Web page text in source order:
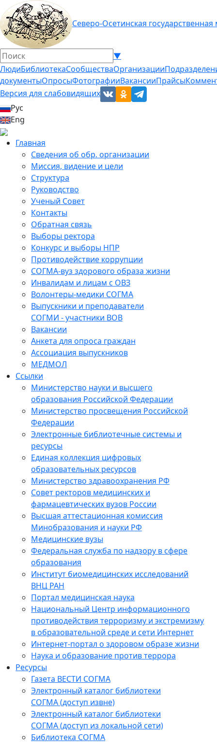
Северо-Осетинская
▼
ЛюдиБиблиотекаСообществаОрганизации
документыОпросыФотографииВакансииПрайсы
Версия для слабовидящих
Рус
Eng
Главная
Сведения об обр. организации
Миссия, видение и цели
Структура
Руководство
Ученый Совет
Контакты
Обратная связь
Выборы ректора
Конкурс и выборы НПР
Противодействие коррупции
СОГМА-вуз здорового образа жизни
Инвалидам и лицам с ОВЗ
Волонтеры-медики СОГМА
Выпускники и преподаватели
СОГМИ - участники ВОВ
Вакансии
Анкета для опроса граждан
Ассоциация выпускников
МЕДМОЛ
Ссылки
Министерство науки и высшего
образования Российской Федерации
Министерство просвещения Российской
Федерации
Электронные библиотечные системы и
ресурсы
Единая коллекция цифровых
образовательных ресурсов
Министерство здравоохранения РФ
Совет ректоров медицинских и
фармацевтических вузов России
Высшая аттестационная комиссия
Минобразования и науки РФ
Медицинские вузы
Федеральная служба по надзору в сфере
образования
Институт биомедицинских исследований
ВНЦ РАН
Портал медицинская наука
Национальный Центр информационного
противодействия терроризму и экстремизму
в образовательной среде и сети Интернет
Интернет-портал о здоровом образе жизни
Наука и образование против террора
Ресурсы
Газета ВЕСТИ СОГМА
Электронный каталог библиотеки
СОГМА (доступ извне)
Электронный каталог библиотеки
СОГМА (доступ из локальной сети)
Библиотека СОГМА